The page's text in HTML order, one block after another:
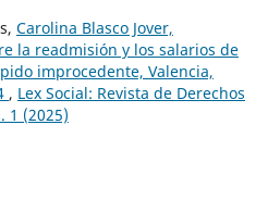
Carolina Blasco Jover,
la readmisión y los salarios de
improcedente, Valencia,
, Lex Social: Revista de Derechos
1 (2025)